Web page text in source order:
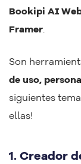
Bookipi AI
Framer.
Son
de uso,
siguientes
ellas!
1. Creador